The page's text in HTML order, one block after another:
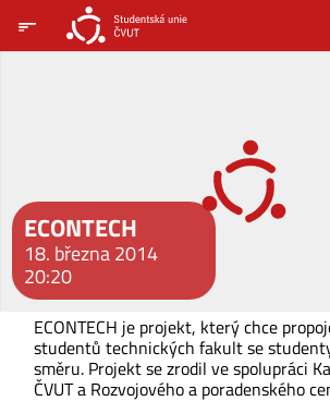
ECONTECH
18. března 2014
20:20
ECONTECH je projekt, který chce
studentů technických fakult se
směru. Projekt se zrodil ve spolupráci
ČVUT a Rozvojového a poradenského